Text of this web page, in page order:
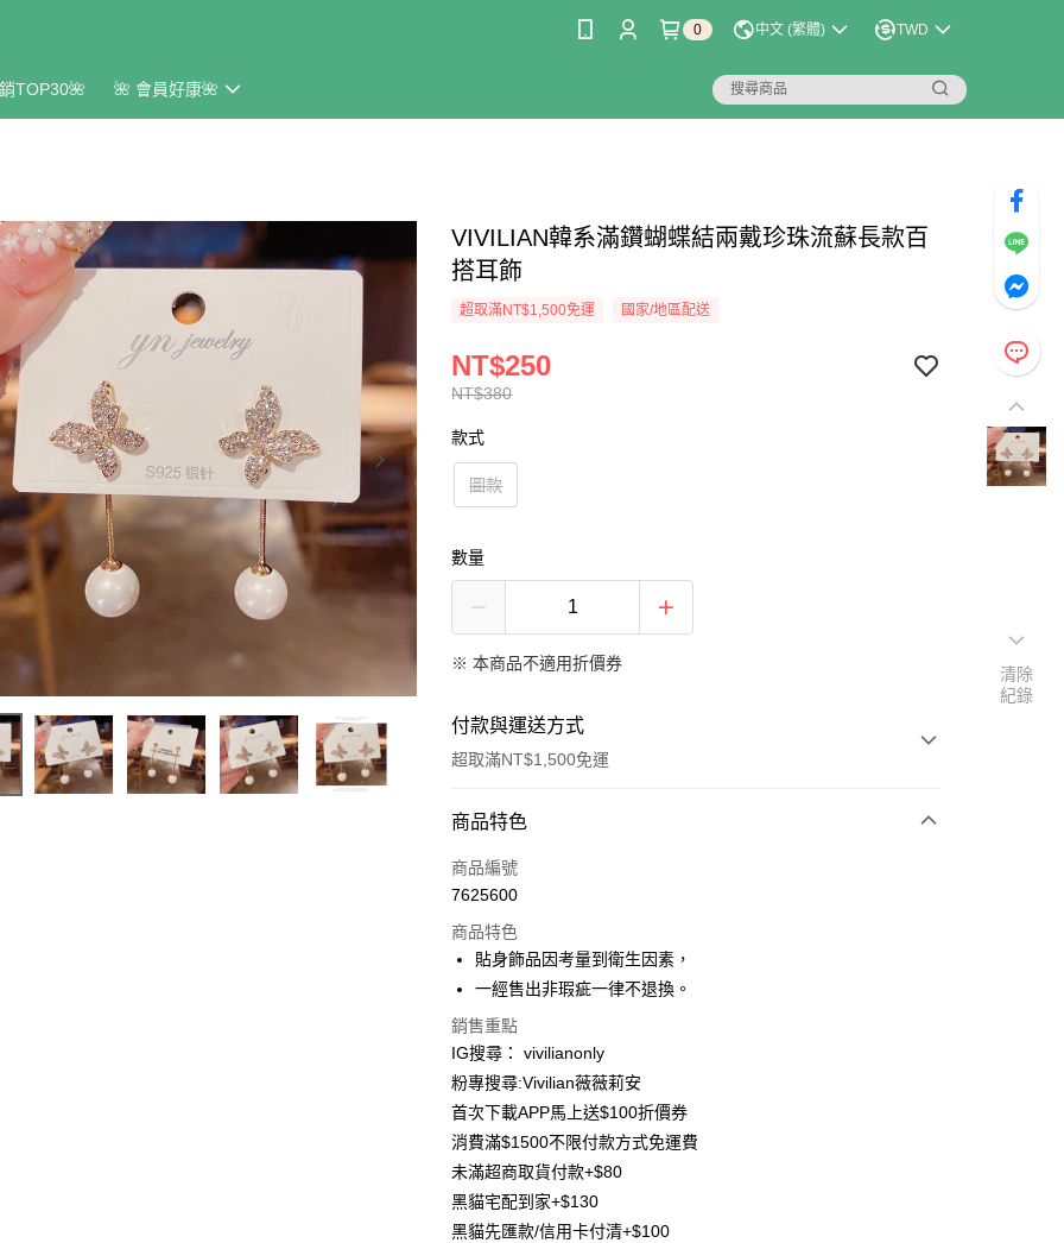
0 中文 (繁體) TWD
TOP30🌺 🌺 會員好康🌺
VIVILIAN韓系滿鑽蝴蝶結兩戴珍珠流蘇長款百
搭耳飾
超取滿NT$1,500免運 國家/地區配送
NT$380
NT$250
款式
圖款
數量
※ 本商品不適用折價券
付款與運送方式
超取滿NT$1,500免運
付款方式
信用卡一次付款
3 期 0 利率 每期NT$83
合作金庫商業銀行
上海商業儲蓄銀行
國泰世華商業銀行
臺灣中小企業銀行
匯豐（台灣）商業銀行
聯邦商業銀行
玉山商業銀行
台新國際商業銀行
台灣樂天信用卡公司
超商取貨付款
LINE Pay
Apple Pay
街口支付
悠遊付
Google Pay
商品特色
商品編號
7625600
商品特色
貼身飾品因考量到衛生因素，
一經售出非瑕疵一律不退換。
銷售重點
IG搜尋： vivilianonly
粉專搜尋:Vivilian薇薇莉安
首次下載APP馬上送$100折價券
消費滿$1500不限付款方式免運費
未滿超商取貨付款+$80
黑貓宅配到家+$130
黑貓先匯款/信用卡付清+$100
清除
紀錄